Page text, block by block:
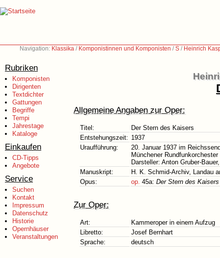
Navigation: Klassika / Komponistinnen und Komponisten /S / Heinrich
Rubriken
Komponisten
Dirigenten
Textdichter
Gattungen
Begriffe
Tempi
Jahrestage
Kataloge
Einkaufen
CD-Tipps
Angebote
Service
Suchen
Kontakt
Impressum
Datenschutz
Historie
Opernhäuser
Veranstaltungen
Allgemeine Angaben zur Oper:
Titel:
Der Stern des Kaisers
Entstehungszeit: 1937
Uraufführung:
20. Januar 1937 im
Münchener
Darsteller: Anton Gruber-
Manuskript:
H. K. Schmid-Archiv, Landau
Opus:
op. 45a: Der Stern des Kaisers
Zur Oper:
Art:
Kammeroper in einem Aufzug
Libretto:
Josef Bernhart
Sprache:
deutsch